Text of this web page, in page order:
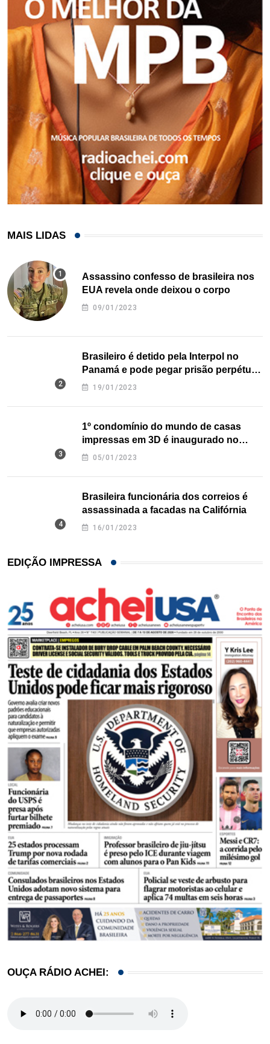
MAIS LIDAS
Assassino confesso de brasileira nos
EUA revela onde deixou o corpo
09/01/2023
Brasileiro é detido pela Interpol no
Panamá e pode pegar prisão perpétua
nos EUA
19/01/2023
1º condomínio do mundo de casas
impressas em 3D é inaugurado no
Texas
05/01/2023
Brasileira funcionária dos correios é
assassinada a facadas na Califórnia
16/01/2023
EDIÇÃO IMPRESSA
OUÇA RÁDIO ACHEI: